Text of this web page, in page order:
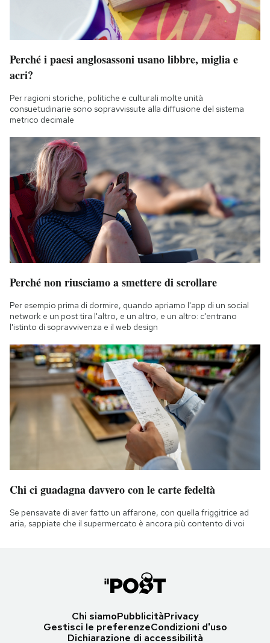
Perché i paesi anglosassoni usano libbre, miglia e
acri?
Per ragioni storiche, politiche e culturali molte unità
consuetudinarie sono sopravvissute alla diffusione del sistema
metrico decimale
Perché non riusciamo a smettere di scrollare
Per esempio prima di dormire, quando apriamo l'app di un social
network e un post tira l'altro, e un altro, e un altro: c'entrano
l'istinto di sopravvivenza e il web design
Chi ci guadagna davvero con le carte fedeltà
Se pensavate di aver fatto un affarone, con quella friggitrice ad
aria, sappiate che il supermercato è ancora più contento di voi
Chi siamoPubblicitàPrivacy
Gestisci le preferenzeCondizioni d'uso
Dichiarazione di accessibilità